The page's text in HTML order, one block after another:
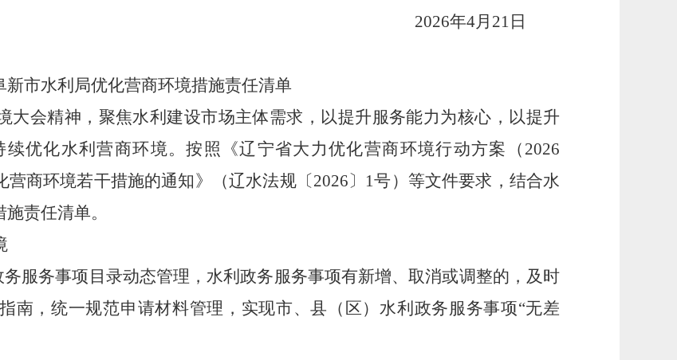
2026年4月21日
新市水利局优化营商环境措施责任清单
大会精神， 聚焦水利建设市场主体需求，以提升服务能力为核心，以提升
续优化水利营商环境。按照《辽宁省大力优化营商环境行动方案（2026
商环境若干措施的通知》（辽水法规〔2026〕1号）等文件要求，结合水
责任清单。
服务事项目录动态管理，水利政务服务事项有新增、取消或调整的，及时
南，统一规范申请材料管理，实现市、县（区）水利政务服务事项“无差